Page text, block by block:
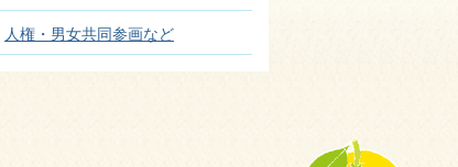
人権・男女共同参画など